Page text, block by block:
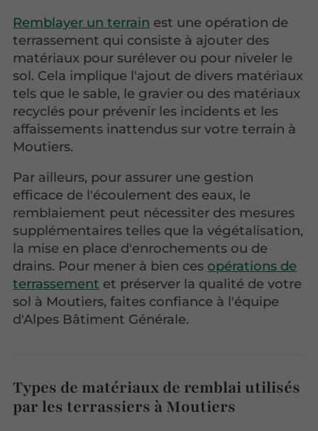
Remblayer un terrain est une opération de
terrassement qui consiste à ajouter des
matériaux pour surélever ou pour niveler le
sol. Cela implique l'ajout de divers matériaux
tels que le sable, le gravier ou des matériaux
recyclés pour prévenir les incidents et les
affaissements inattendus sur votre terrain à
Moutiers.
Par ailleurs, pour assurer une gestion
efficace de l'écoulement des eaux, le
remblaiement peut nécessiter des mesures
supplémentaires telles que la végétalisation,
la mise en place d'enrochements ou de
drains. Pour mener à bien ces opérations de
terrassement et préserver la qualité de votre
sol à Moutiers, faites confiance à l'équipe
d'Alpes Bâtiment Générale.
Types de matériaux de remblai utilisés
par les terrassiers à Moutiers